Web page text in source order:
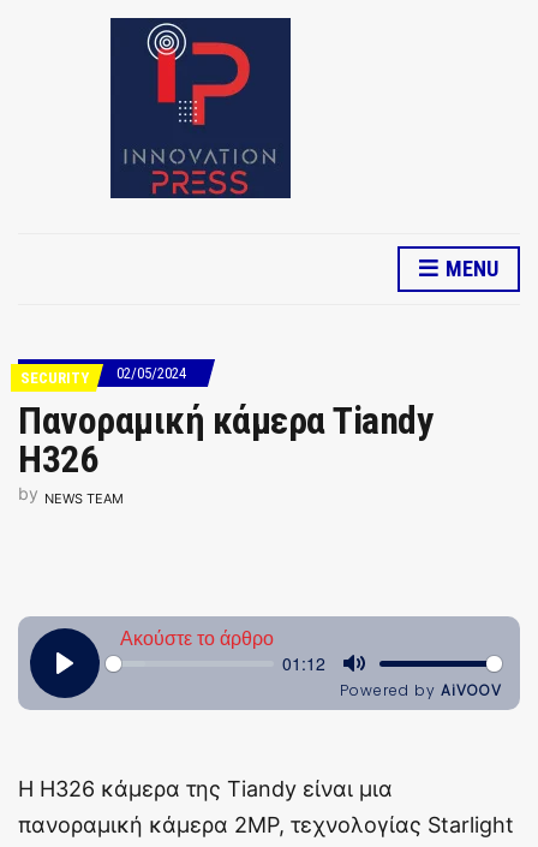
MENU
SECURITY 02/05/2024
Πανοραμική κάμερα Tiandy
H326
by NEWS TEAM
Η H326 κάμερα της Tiandy είναι μια
πανοραμική κάμερα 2MP, τεχνολογίας Starlight